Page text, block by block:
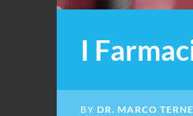
I
BY DR. MARCO